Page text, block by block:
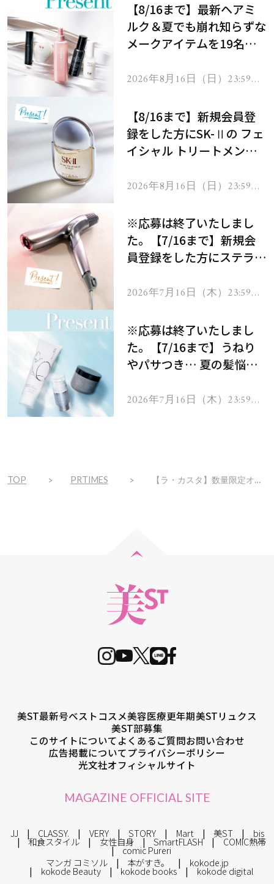
【8/16まで】最新ヘアミ
ルク＆夏でも崩れ知らずな
メークアイテムを19名様
2026年8月16日（日）23:59ま
【8/16まで】新規会員登
録をした方にSK-Ⅱの フェ
イシャル トリートメント
2026年8月16日（日）23:59ま
※応募は終了いたしまし
た。【7/16まで】新規会
員登録をした方にステラボ
ヘアドライヤー ジュエル
2026年7月16日（木）23:59ま
※応募は終了いたしまし
た。【7/16まで】うねり
やパサつき… 夏の髪悩み
ムを13名様にプレゼン
2026年7月16日（木）23:59ま
TOP PRTIMES 【ラ・カスタ】数量限定オーガニック ブレンドオイル2種を新たに発売！
美ST最新号ベストコスメ美容医療更年期美STリュクス
美ST部募集
このサイトについてよくあるご質問お問い合わせ
広告掲載についてプライバシーポリシー
光文社オフィシャルサイト
MAGAZINE OFFICIAL SITE
JJ CLASSY. VERY STORY Mart 美ST bis
和食スタイル 女性自身 SmartFLASH COMIC熱帯
comic Pureri
マンガ コミソル
本がすき。 kokode.jp
kokode Beauty kokode books kokode digital